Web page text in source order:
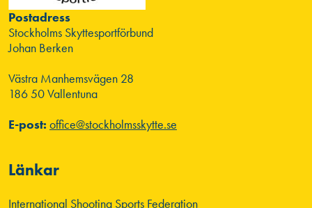
Postadress
Stockholms Skyttesportförbund
Johan Berken
Västra Manhemsvägen 28
186 50 Vallentuna
E-post: office@stockholmsskytte.se
Länkar
International Shooting Sports Federation